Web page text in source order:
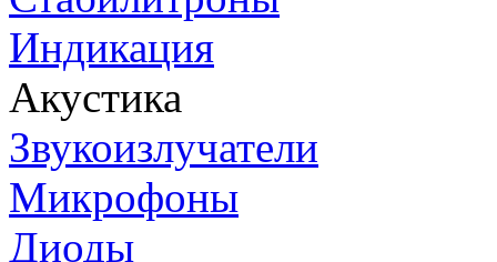
Индикация
Акустика
Звукоизлучатели
Микрофоны
Диоды